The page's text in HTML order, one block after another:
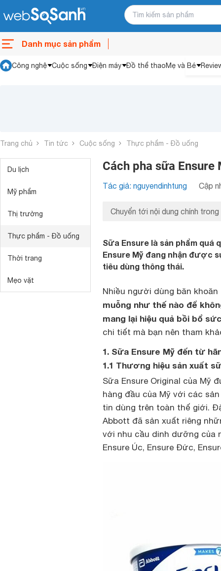
Danh mục sản phẩm
Công nghệ Cuộc sống Điện máy Đồ thể thaoMẹ và Bé
Trang chủ Tin tức Cuộc sống Thực phẩm - Đồ uống
Du lịch
Mỹ phẩm
Thị trường
Thực phẩm - Đồ uống
Thời trang
Mẹo vặt
Cách pha sữa
Tác giả: nguyendinhtung Cập
Chuyển tới nội dung chính trong
Sữa Ensure là sản phẩm quá
Ensure Mỹ đang nhận được
tiêu dùng thông thái.
Nhiều người dùng băn
muỗng như thế nào để
mang lại hiệu quả bồi bổ
chi tiết mà bạn nên tham
1. Sữa Ensure Mỹ đến từ
1.1 Thương hiệu sản xuất
Sữa Ensure Original của
hàng đầu của Mỹ với các
tin dùng trên toàn thế giới.
Abbott đã sản xuất riêng
với nhu cầu dinh dưỡng của
Ensure Úc, Ensure Đức,